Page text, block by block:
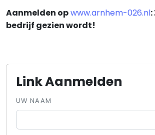
Aanmelden opwww.arnhem-026.nl
bedrijf gezien wordt!
Link Aanmelden
UW NAAM